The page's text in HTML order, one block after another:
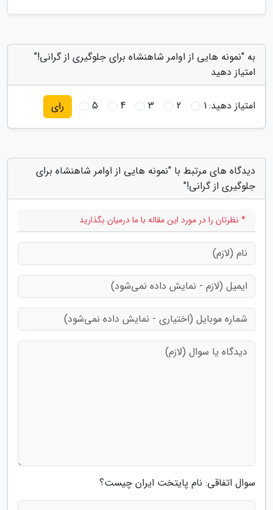
به "نمونه هایی از اوامر شاهنشاه برای جلوگیری از گرانی!"
امتیاز دهید
امتیاز دهید:1
2
3
4
5 رای
دیدگاه های مرتبط با "نمونه هایی از اوامر شاهنشاه برای
جلوگیری از گرانی!"
* نظرتان را در مورد این مقاله با ما درمیان بگذارید
سوال اتفاقی: نام پایتخت ایران چیست؟